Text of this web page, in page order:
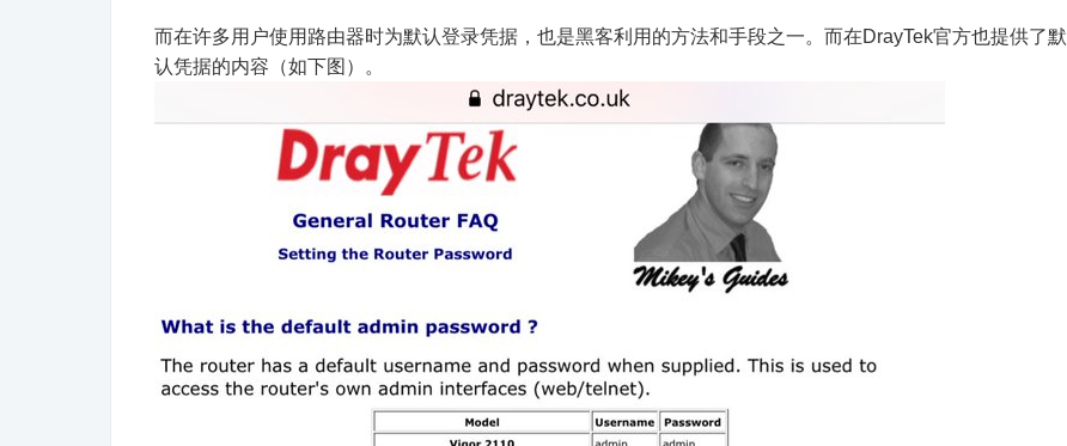
而在许多用户使用路由器时为默认登录凭据，也是黑客利用的方法和手段之一。而在DrayTek官方也提供了默
认凭据的内容（如下图）。